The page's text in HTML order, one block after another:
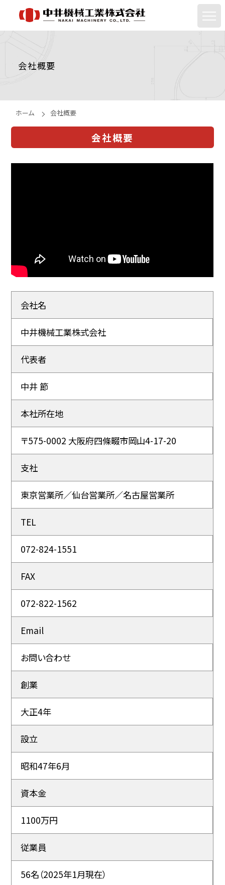
会社概要
ホーム 会社概要
会社概要
会社名
中井機械工業株式会社
代表者
中井 節
本社所在地
〒575-0002 大阪府四條畷市岡山4-17-20
支社
東京営業所／仙台営業所／名古屋営業所
TEL
072-824-1551
FAX
072-822-1562
Email
お問い合わせ
創業
大正4年
設立
昭和47年6月
資本金
1100万円
従業員
56名（2025年1月現在）